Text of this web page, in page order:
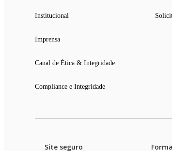
Institucional
Imprensa
Canal de Ética & Integridade
Compliance e Integridade
Site seguro